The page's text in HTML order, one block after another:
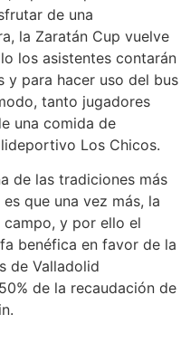
de una
la Zaratán Cup vuelve
los asistentes contarán
y para hacer uso del bus
tanto jugadores
una comida de
Los Chicos.
de las tradiciones más
que una vez más, la
y por ello el
benéfica en favor de la
de Valladolid
de la recaudación de